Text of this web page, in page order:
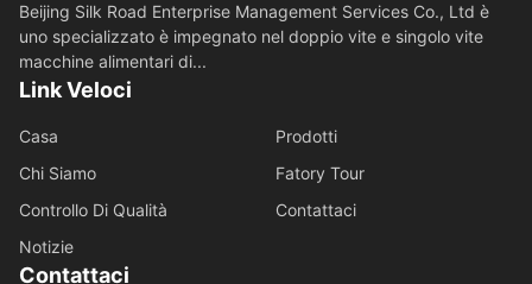
Beijing Silk Road Enterprise Management Services Co., Ltd è
uno specializzato è impegnato nel doppio vite e singolo vite
macchine alimentari di...
Link Veloci
Casa
Prodotti
Chi Siamo
Fatory Tour
Controllo Di Qualità
Contattaci
Notizie
Contattaci